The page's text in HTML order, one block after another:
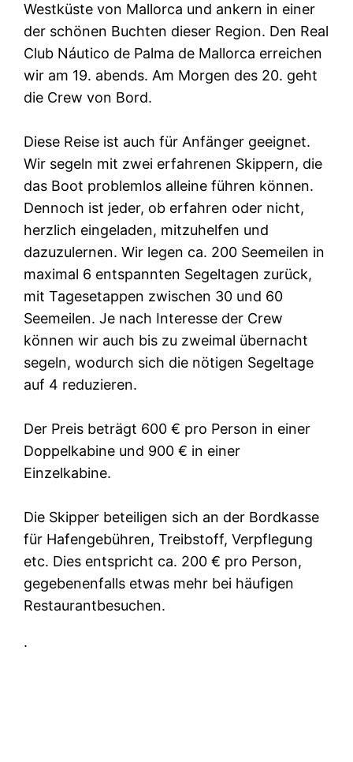
Westküste von Mallorca und ankern in einer
der schönen Buchten dieser Region. Den Real
Club Náutico de Palma de Mallorca erreichen
wir am 19. abends. Am Morgen des 20. geht
die Crew von Bord.
Diese Reise ist auch für Anfänger geeignet.
Wir segeln mit zwei erfahrenen Skippern, die
das Boot problemlos alleine führen können.
Dennoch ist jeder, ob erfahren oder nicht,
herzlich eingeladen, mitzuhelfen und
dazuzulernen. Wir legen ca. 200 Seemeilen in
maximal 6 entspannten Segeltagen zurück,
mit Tagesetappen zwischen 30 und 60
Seemeilen. Je nach Interesse der Crew
können wir auch bis zu zweimal übernacht
segeln, wodurch sich die nötigen Segeltage
auf 4 reduzieren.
Der Preis beträgt 600 € pro Person in einer
Doppelkabine und 900 € in einer
Einzelkabine.
Die Skipper beteiligen sich an der Bordkasse
für Hafengebühren, Treibstoff, Verpflegung
etc. Dies entspricht ca. 200 € pro Person,
gegebenenfalls etwas mehr bei häufigen
Restaurantbesuchen.
.